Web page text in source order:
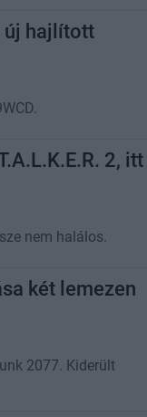
új hajlított
2, itt
nem halálos.
két lemezen
2077. Kiderült